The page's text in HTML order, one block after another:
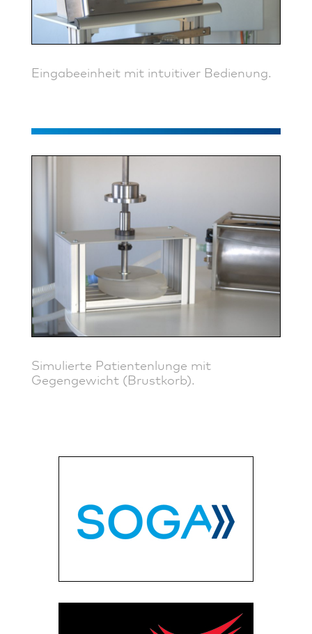
Eingabeeinheit mit intuitiver Bedienung.
Simulierte Patientenlunge mit
Gegengewicht (Brustkorb).